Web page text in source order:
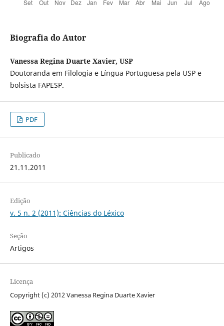
Biografia do Autor
Vanessa Regina Duarte Xavier, USP
Doutoranda em Filologia e Língua Portuguesa pela USP e
bolsista FAPESP.
PDF
Publicado
21.11.2011
Edição
v. 5 n. 2 (2011): Ciências do Léxico
Seção
Artigos
Licença
Copyright (c) 2012 Vanessa Regina Duarte Xavier